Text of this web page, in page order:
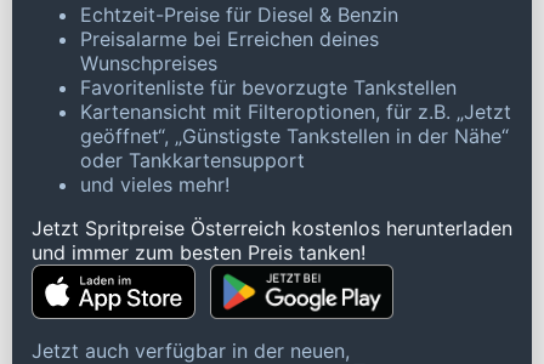
Echtzeit-Preise für Diesel & Benzin
Preisalarme bei Erreichen deines
Wunschpreises
Favoritenliste für bevorzugte Tankstellen
Kartenansicht mit Filteroptionen, für z.B. „Jetzt
geöffnet“, „Günstigste Tankstellen in der Nähe“
oder Tankkartensupport
und vieles mehr!
Jetzt Spritpreise Österreich kostenlos herunterladen
und immer zum besten Preis tanken!
Jetzt auch verfügbar in der neuen,